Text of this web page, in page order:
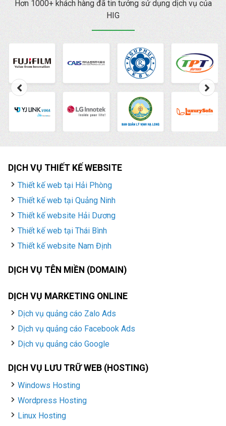
Hơn 1000+ khách hàng đã tin tưởng sử dụng dịch vụ của
HIG
DỊCH VỤ THIẾT KẾ WEBSITE
Thiết kế web tại Hải Phòng
Thiết kế web tại Quảng Ninh
Thiết kế website Hải Dương
Thiết kế web tại Thái Bình
Thiết kế website Nam Định
DỊCH VỤ TÊN MIỀN (DOMAIN)
DỊCH VỤ MARKETING ONLINE
Dịch vụ quảng cáo Zalo Ads
Dịch vụ quảng cáo Facebook Ads
Dịch vụ quảng cáo Google
DỊCH VỤ LƯU TRỮ WEB (HOSTING)
Windows Hosting
Wordpress Hosting
Linux Hosting